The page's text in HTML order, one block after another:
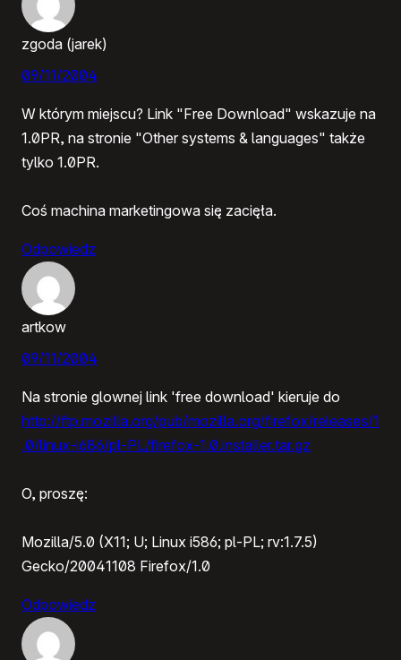
zgoda (jarek)
09/11/2004
W którym miejscu? Link "Free Download" wskazuje na
1.0PR, na stronie "Other systems & languages" także
tylko 1.0PR.
Coś machina marketingowa się zacięła.
Odpowiedz
artkow
09/11/2004
Na stronie glownej link 'free download' kieruje do
http://ftp.mozilla.org/pub/mozilla.org/firefox/releases/1
.0/linux-i686/pl-PL/firefox-1.0.installer.tar.gz
O, proszę:
Mozilla/5.0 (X11; U; Linux i586; pl-PL; rv:1.7.5)
Gecko/20041108 Firefox/1.0
Odpowiedz